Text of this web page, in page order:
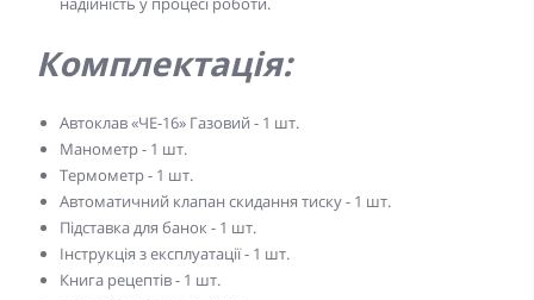
Комплектація:
Автоклав «ЧЕ-16» Газовий - 1 шт.
Манометр - 1 шт.
Термометр - 1 шт.
Автоматичний клапан скидання тиску - 1 шт.
Підставка для банок - 1 шт.
Інструкція з експлуатації - 1 шт.
Книга рецептів - 1 шт.